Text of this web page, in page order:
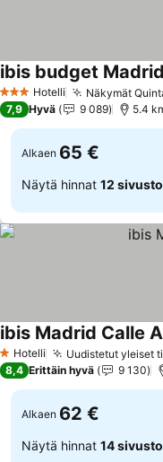
3 Tähtiluokitus
Hotelli Näkymät
ibis budget
7,9 Hyvä 9 089 5.4
Alkaen 65 €
Näytä hinnat 12
1 Tähtiluokitus
Hotelli Uudistetut yleiset
ibis Madrid Calle
8,4 Erittäin hyvä 9 130
Alkaen 62 €
Näytä hinnat 14